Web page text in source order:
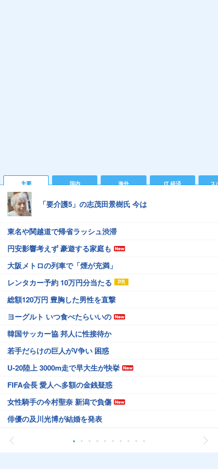
主要 国内 海外 IT 経済 ス
「要介護5」の志茂田景樹氏 今は
東名や関越道で帰省ラッシュ渋滞
円安影響考えず 豪遊する家庭も
大阪メトロの列車で「煙が充満」
レンタカー予約 10万円分当たる
総額120万円 豊胸した男性を直撃
ヨーグルト いつ食べたらいいの
韓国サッカー協 邦人に性接待か
若手だらけの巨人がV争い 困惑
U-20陸上 3000m走で早大生が快挙
FIFA会長 愛人へ多額の金銭疑惑
女性騎手の今村聖奈 新潟で負傷
俳優の及川光博が結婚を発表